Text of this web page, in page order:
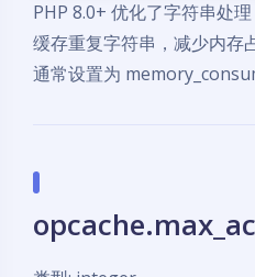
PHP 8.0+ 优化了字符串处理
缓存重复字符串，减少内存
通常设置为